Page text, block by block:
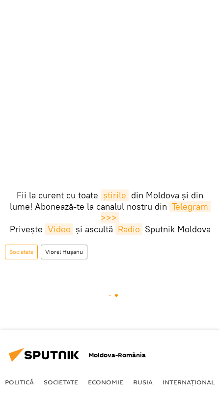
Fii la curent cu toate știrile din Moldova și din
lume! Abonează-te la canalul nostru din Telegram
>>>
Privește Video și ascultă Radio Sputnik Moldova
Societate Viorel Hușanu
Moldova-România
POLITICĂ SOCIETATE ECONOMIE RUSIA INTERNAŢIONAL